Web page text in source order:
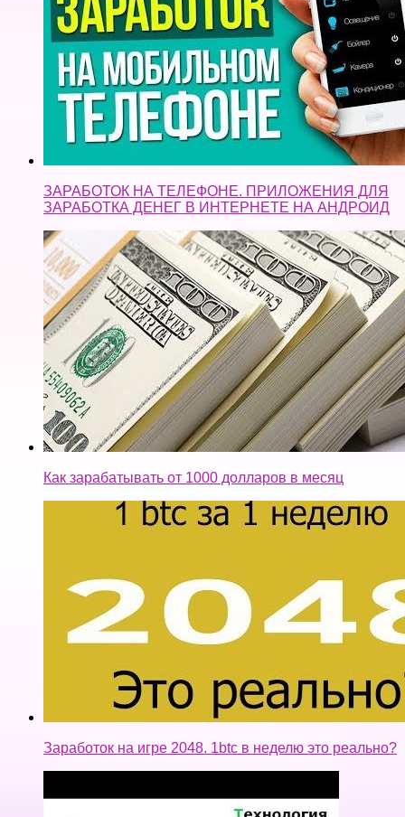
ЗАРАБОТОК НА ТЕЛЕФОНЕ. ПРИЛОЖЕНИЯ ДЛЯ
ЗАРАБОТКА ДЕНЕГ В ИНТЕРНЕТЕ НА АНДРОИД
Как зарабатывать от 1000 долларов в месяц
Заработок на игре 2048. 1btc в неделю это реально?